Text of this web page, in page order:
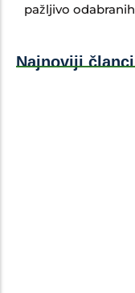
pažljivo odabranih
Najnoviji članci